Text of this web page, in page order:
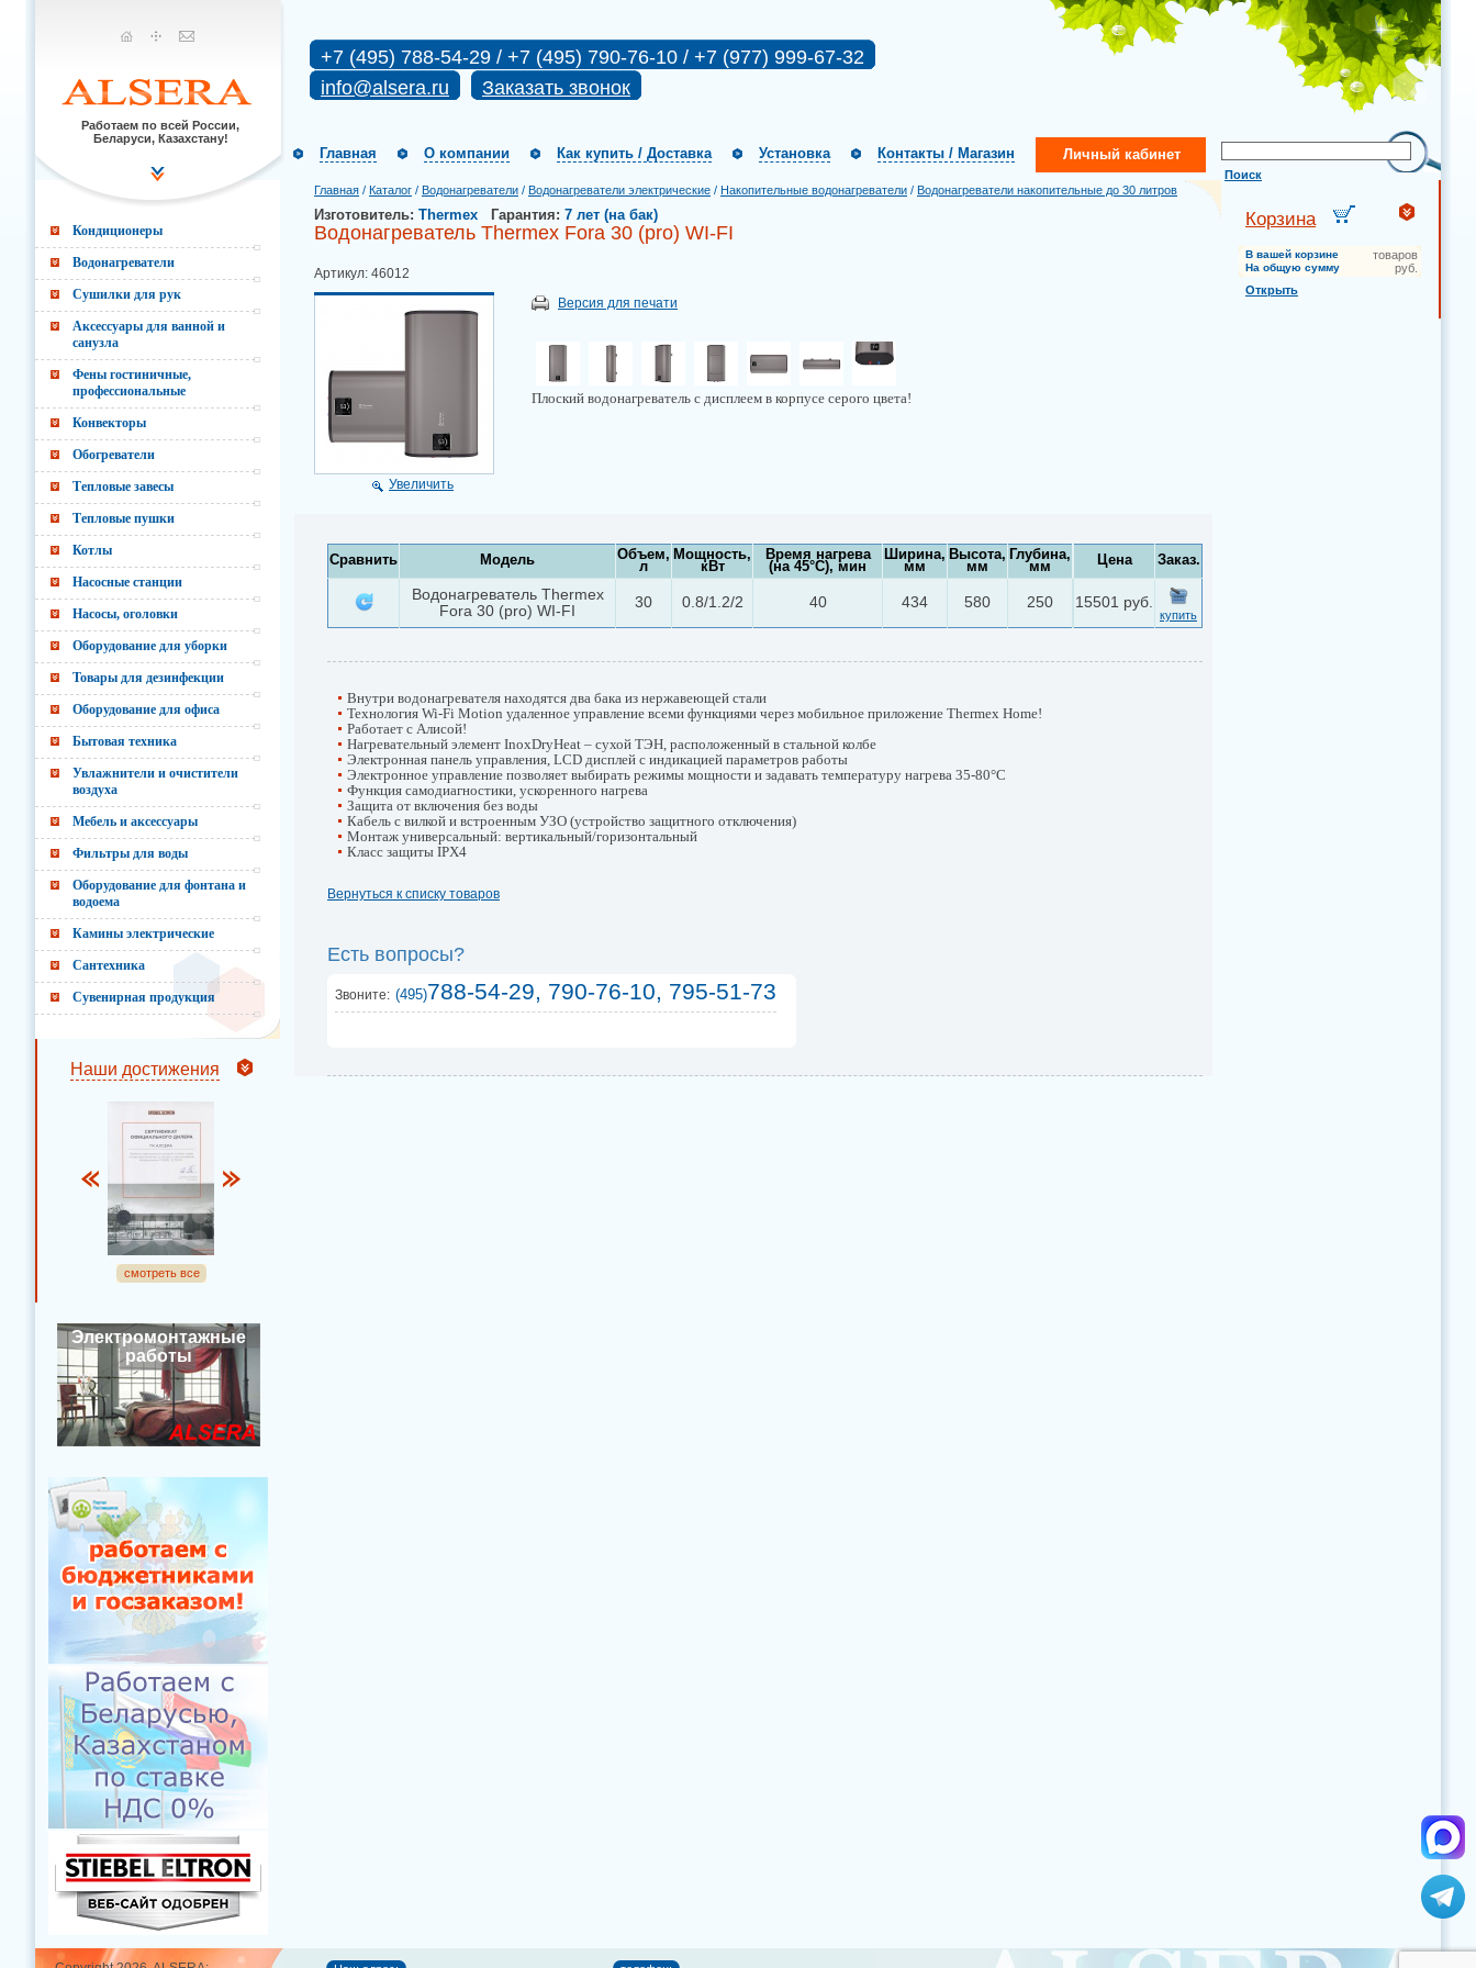
Работаем по всей России,
Беларуси, Казахстану!
+7 (495) 788-54-29 / +7 (495) 790-76-10 / +7 (977) 999-67-32
info@alsera.ru
Заказать звонок
Поиск
Главная О компании Как купить / Доставка Установка Контакты / Магазин Личный кабинет
Главная / Каталог / Водонагреватели / Водонагреватели электрические / Накопительные водонагреватели / Водонагреватели накопительные до 30 литров
Изготовитель: Thermex Гарантия: 7 лет (на бак)
Водонагреватель Thermex Fora 30 (pro) WI-FI
Артикул: 46012
Увеличить
Версия для печати
Плоский водонагреватель с дисплеем в корпусе серого цвета!
Сравнить Модель Объем,
л
Мощность,
кВт
Время нагрева
(на 45°С), мин
Ширина,
мм
Высота,
мм
Глубина,
мм Цена Заказ.
Водонагреватель Thermex
Fora 30 (pro) WI-FI
30 0.8/1.2/2 40 434 580 250 15501 руб.
купить
Внутри водонагревателя находятся два бака из нержавеющей стали
Технология Wi-Fi Motion удаленное управление всеми функциями через мобильное приложение Thermex Home!
Работает с Алисой!
Нагревательный элемент InoxDryHeat – сухой ТЭН, расположенный в стальной колбе
Электронная панель управления, LCD дисплей с индикацией параметров работы
Электронное управление позволяет выбирать режимы мощности и задавать температуру нагрева 35-80°С
Функция самодиагностики, ускоренного нагрева
Защита от включения без воды
Кабель с вилкой и встроенным УЗО (устройство защитного отключения)
Монтаж универсальный: вертикальный/горизонтальный
Класс защиты IPX4
Вернуться к списку товаров
Есть вопросы?
Звоните: (495)788-54-29, 790-76-10, 795-51-73
Кондиционеры
Водонагреватели
Сушилки для рук
Аксессуары для ванной и
санузла
Фены гостиничные,
профессиональные
Конвекторы
Обогреватели
Тепловые завесы
Тепловые пушки
Котлы
Насосные станции
Насосы, оголовки
Оборудование для уборки
Товары для дезинфекции
Оборудование для офиса
Бытовая техника
Увлажнители и очистители
воздуха
Мебель и аксессуары
Фильтры для воды
Оборудование для фонтана и
водоема
Камины электрические
Сантехника
Сувенирная продукция
Наши достижения
смотреть все
Электромонтажные
работы
Корзина
В вашей корзине товаров
На общую сумму
руб.
Открыть